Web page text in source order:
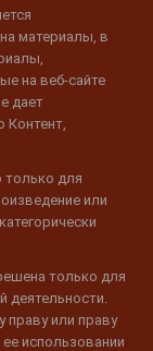
материалы, в
на веб-сайте
дает
Контент,
только для
или
только для
деятельности.
праву или праву
использовании